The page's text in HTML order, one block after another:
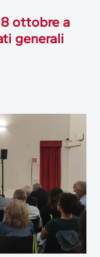
ottobre a
generali